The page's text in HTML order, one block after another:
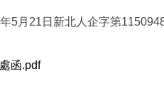
5月21日新北人企字第
函.pdf